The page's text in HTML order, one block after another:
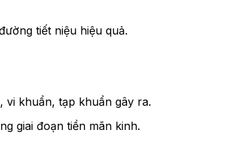
tiết niệu hiệu quả.
vi khuẩn, tạp khuẩn gây ra.
giai đoạn tiền mãn kinh.